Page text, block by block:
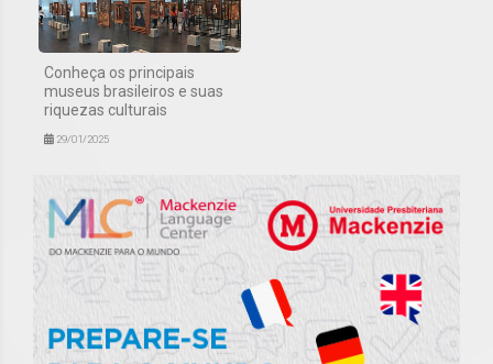
Conheça os principais
museus brasileiros e suas
riquezas culturais
29/01/2025